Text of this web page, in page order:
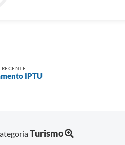
IPTU
Turismo